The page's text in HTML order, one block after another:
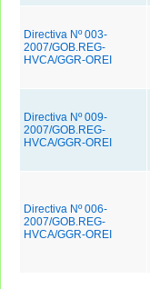
Directiva Nº 003-
2007/GOB.REG-
HVCA/GGR-OREI
Directiva Nº 009-
2007/GOB.REG-
HVCA/GGR-OREI
Directiva Nº 006-
2007/GOB.REG-
HVCA/GGR-OREI